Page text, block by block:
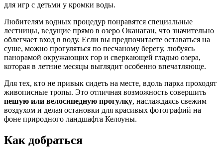
для игр с детьми у кромки воды.
Любителям водных процедур понравятся специальные
лестницы, ведущие прямо в озеро Оканаган, что значительно
облегчает вход в воду. Если вы предпочитаете оставаться на
суше, можно прогуляться по песчаному берегу, любуясь
панорамой окружающих гор и сверкающей гладью озера,
которая в летние месяцы выглядит особенно впечатляюще.
Для тех, кто не привык сидеть на месте, вдоль парка проходят
живописные тропы. Это отличная возможность совершить
пешую или велосипедную прогулку, наслаждаясь свежим
воздухом и делая остановки для красивых фотографий на
фоне природного ландшафта Келоуны.
Как добраться